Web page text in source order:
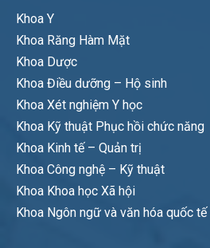
Khoa Y
Khoa Răng Hàm Mặt
Khoa Dược
Khoa Điều dưỡng – Hộ sinh
Khoa Xét nghiệm Y học
Khoa Kỹ thuật Phục hồi chức năng
Khoa Kinh tế – Quản trị
Khoa Công nghệ – Kỹ thuật
Khoa Khoa học Xã hội
Khoa Ngôn ngữ và văn hóa quốc tế